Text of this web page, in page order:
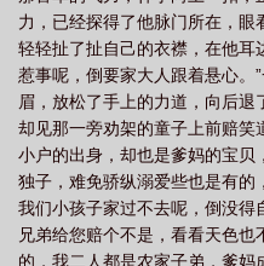
力，已经探得了他脉门所在，
轻轻扯了扯自己的衣襟，在他耳
惹事呢，倒要家大人跟着悬心。
眉，放松了手上的力道，向后退
却见那一旁劝架的童子上前赔笑
小户的出身，却也是爹妈的宝贝
独子，难免骄纵溺爱些也是有的
我们小孩子家过不去呢，倒没
兄弟给您赔个不是，看看天色
的，我二人都是农家子弟，爹妈